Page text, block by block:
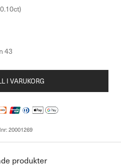
I VARUKORG
20001269
produkter